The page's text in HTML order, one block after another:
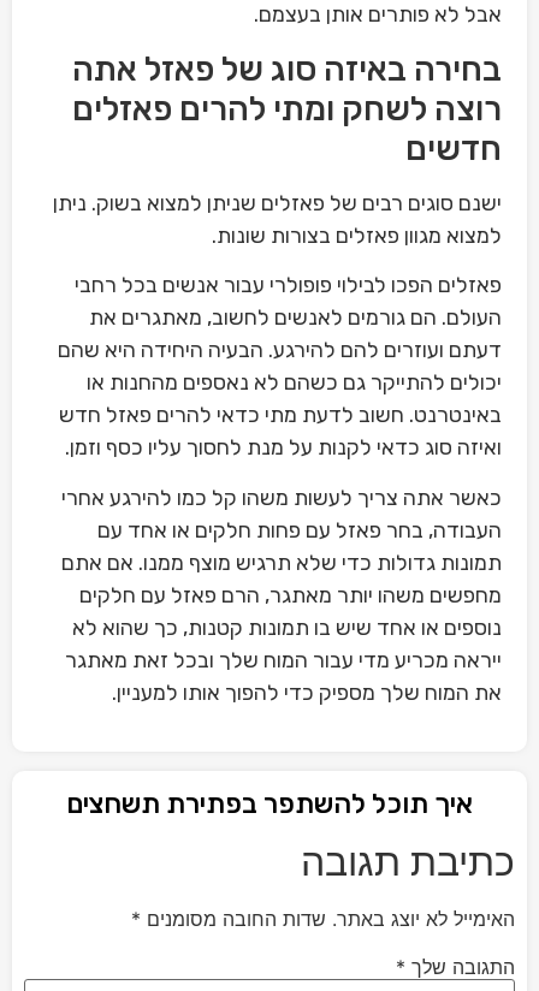
אבל לא פותרים אותן בעצמם.
בחירה באיזה סוג של פאזל אתה
רוצה לשחק ומתי להרים פאזלים
חדשים
ישנם סוגים רבים של פאזלים שניתן למצוא בשוק. ניתן
למצוא מגוון פאזלים בצורות שונות.
פאזלים הפכו לבילוי פופולרי עבור אנשים בכל רחבי
העולם. הם גורמים לאנשים לחשוב, מאתגרים את
דעתם ועוזרים להם להירגע. הבעיה היחידה היא שהם
יכולים להתייקר גם כשהם לא נאספים מהחנות או
באינטרנט. חשוב לדעת מתי כדאי להרים פאזל חדש
ואיזה סוג כדאי לקנות על מנת לחסוך עליו כסף וזמן.
כאשר אתה צריך לעשות משהו קל כמו להירגע אחרי
העבודה, בחר פאזל עם פחות חלקים או אחד עם
תמונות גדולות כדי שלא תרגיש מוצף ממנו. אם אתם
מחפשים משהו יותר מאתגר, הרם פאזל עם חלקים
נוספים או אחד שיש בו תמונות קטנות, כך שהוא לא
ייראה מכריע מדי עבור המוח שלך ובכל זאת מאתגר
את המוח שלך מספיק כדי להפוך אותו למעניין.
איך תוכל להשתפר בפתירת תשחצים
כתיבת תגובה
האימייל לא יוצג באתר. שדות החובה מסומנים *
התגובה שלך *